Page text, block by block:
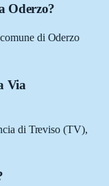
Oderzo?
di Oderzo
Via
di Treviso (TV),